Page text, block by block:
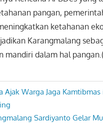
pangan,
ketahanan
Karangmalang
mandiri dalam hal
Ajak Warga Jaga
Sardiyanto Gelar